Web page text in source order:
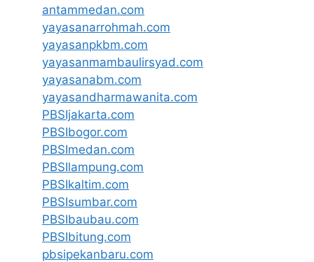
antammedan.com
yayasanarrohmah.com
yayasanpkbm.com
yayasanmambaulirsyad.com
yayasanabm.com
yayasandharmawanita.com
PBSIjakarta.com
PBSIbogor.com
PBSImedan.com
PBSIlampung.com
PBSIkaltim.com
PBSIsumbar.com
PBSIbaubau.com
PBSIbitung.com
pbsipekanbaru.com